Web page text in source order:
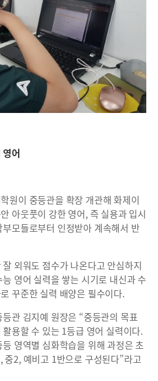
어
원이 중등관을 확장 개관해 화제이
아웃풋이 강한 영어, 즉 실용과 입시
모들로부터 인정받아 계속해서 반
외워도 점수가 나온다고 안심하지
영어 실력을 쌓는 시기로 내신과 수
꾸준한 실력 배양은 필수이다.
관 김지예 원장은 “중등관의 목표
용할 수 있는 1등급 영어 실력이다.
영역별 심화학습을 위해 과정은 초
중2, 예비고 1반으로 구성된다”라고